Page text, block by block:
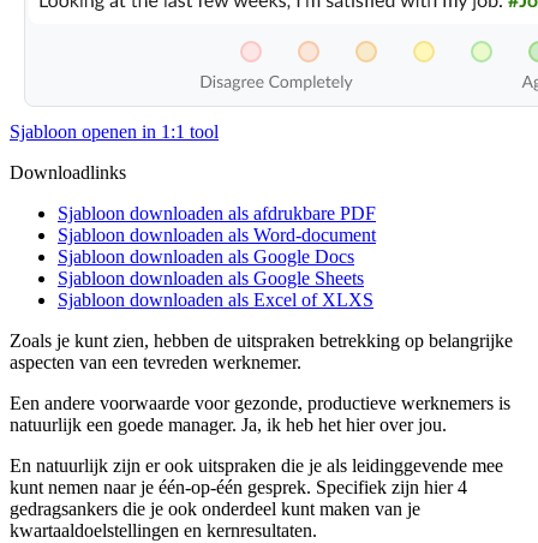
Sjabloon openen in 1:1 tool
Downloadlinks
Sjabloon downloaden als afdrukbare PDF
Sjabloon downloaden als Word-document
Sjabloon downloaden als Google Docs
Sjabloon downloaden als Google Sheets
Sjabloon downloaden als Excel of XLXS
Zoals je kunt zien, hebben de uitspraken betrekking op belangrijke
aspecten van een tevreden werknemer.
Een andere voorwaarde voor gezonde, productieve werknemers is
natuurlijk een goede manager. Ja, ik heb het hier over jou.
En natuurlijk zijn er ook uitspraken die je als leidinggevende mee
kunt nemen naar je één-op-één gesprek. Specifiek zijn hier 4
gedragsankers die je ook onderdeel kunt maken van je
kwartaaldoelstellingen en kernresultaten.